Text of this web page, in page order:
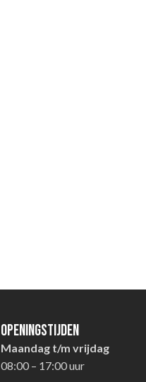
Openingstijden
Maandag t/m vrijdag
08:00 – 17:00 uur